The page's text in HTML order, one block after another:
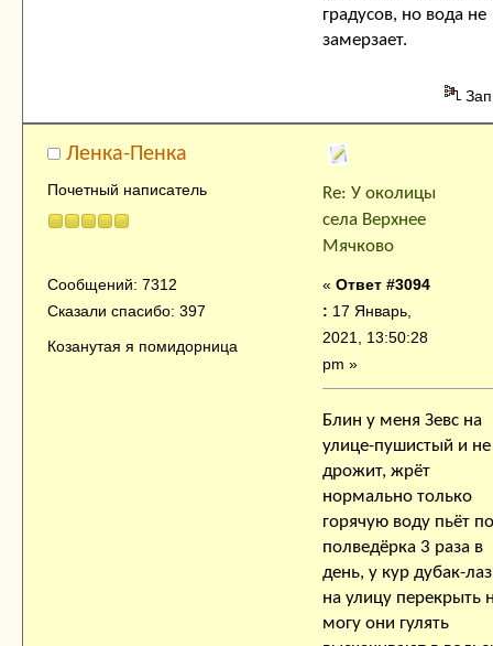
градусов, но вода не
замерзает.
Ленка-Пенка
Почетный написатель
Сообщений: 7312
Сказали спасибо: 397
Козанутая я помидорница
Re: У околицы
села Верхнее
Мячково
« Ответ #3094
: 17 Январь,
2021, 13:50:28
pm »
Блин у меня Зевс на
улице-пушистый и не
дрожит, жрёт
нормально только
горячую воду пьёт по
полведёрка 3 раза в
день, у кур дубак-лаз
на улицу перекрыть
могу они гулять